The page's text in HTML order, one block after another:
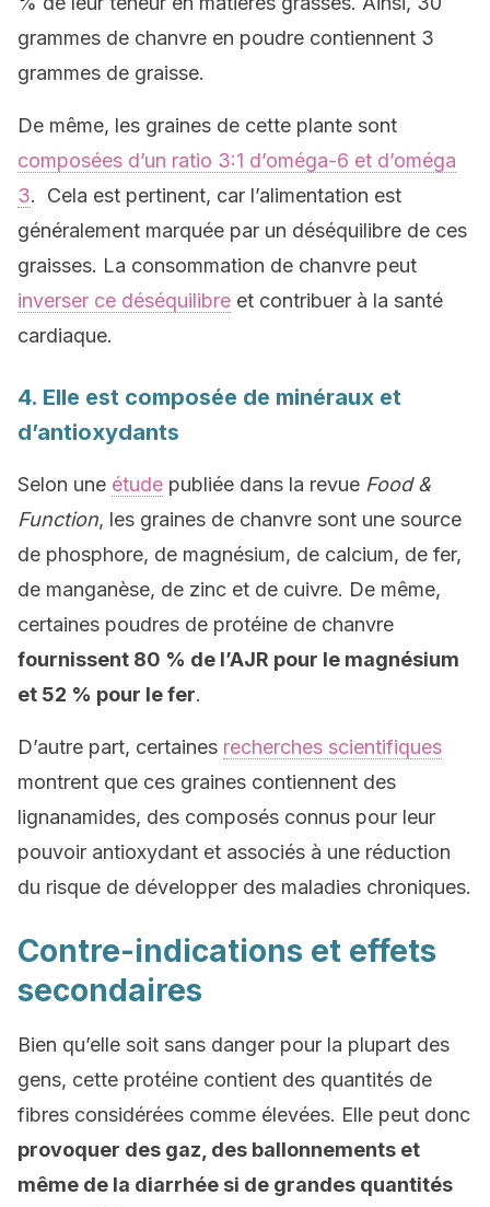
grammes de chanvre en poudre contiennent 3
grammes de graisse.
De même, les graines de cette plante sont
composées d’un ratio 3:1 d’oméga-6 et d’oméga
3. Cela est pertinent, car l’alimentation est
généralement marquée par un déséquilibre de ces
graisses. La consommation de chanvre peut
inverser ce déséquilibre et contribuer à la santé
cardiaque.
4. Elle est composée de minéraux et
d’antioxydants
Selon une étude publiée dans la revue Food &
Function, les graines de chanvre sont une source
de phosphore, de magnésium, de calcium, de fer,
de manganèse, de zinc et de cuivre. De même,
certaines poudres de protéine de chanvre
fournissent 80 % de l’AJR pour le magnésium
et 52 % pour le fer.
D’autre part, certaines recherches scientifiques
montrent que ces graines contiennent des
lignanamides, des composés connus pour leur
pouvoir antioxydant et associés à une réduction
du risque de développer des maladies chroniques.
Contre-indications et effets
secondaires
Bien qu’elle soit sans danger pour la plupart des
gens, cette protéine contient des quantités de
fibres considérées comme élevées. Elle peut donc
provoquer des gaz, des ballonnements et
même de la diarrhée si de grandes quantités